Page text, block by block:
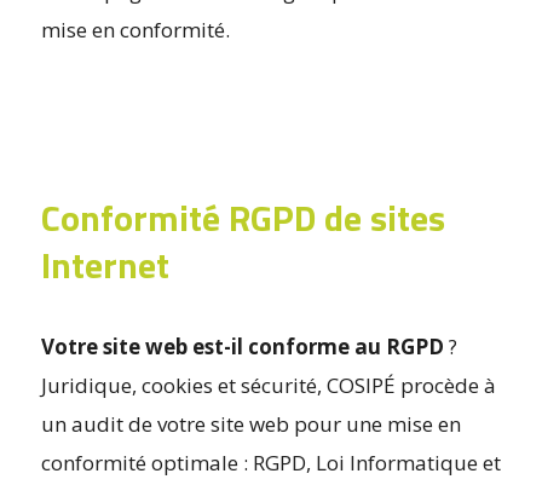
mise en conformité.
Conformité RGPD de sites
Internet
Votre site web est-il conforme au RGPD ?
Juridique, cookies et sécurité, COSIPÉ procède à
un audit de votre site web pour une mise en
conformité optimale : RGPD, Loi Informatique et